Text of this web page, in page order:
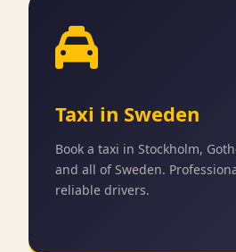
Taxi in Sweden
Book a taxi in Stockholm,
and all of Sweden.
reliable drivers.